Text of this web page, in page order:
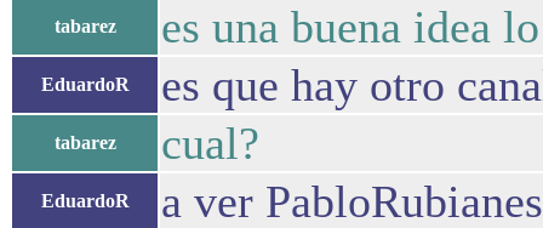
tabarez es una buena idea
EduardoR es que hay otro
tabarez cual?
EduardoR a ver